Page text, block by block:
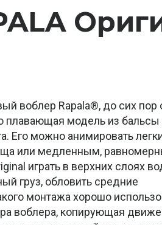
воблер Rapala®, до сих пор
плавающая модель из
Его можно анимировать
или медленным,
играть в верхних слоях
груз, обловить средние
монтажа хорошо
воблера, копирующая